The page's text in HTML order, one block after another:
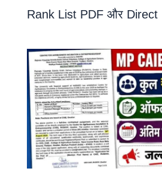
Rank List PDF और Direct